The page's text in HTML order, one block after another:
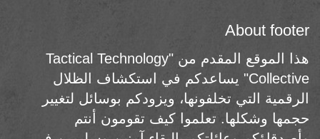
About footer
هذا الموقع المقدم من "Tactical Technology
Collective" يساعدكم في استكشاف الظلال
الرقمية التي تخلفونها، ويزودكم بوسائل لتغيير
حجمها وشكلها. تعلموا كيف تقومون أنتم